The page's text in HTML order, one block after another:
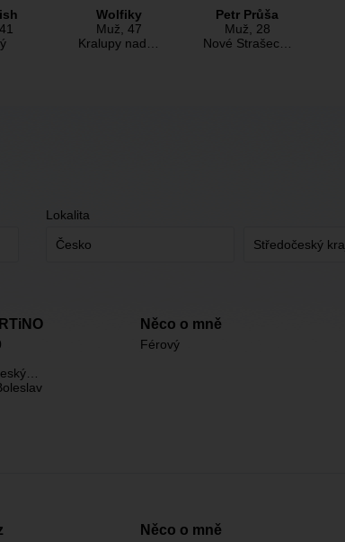
Wolfiky
Muž, 47
Kralupy nad…
Petr Průša
Muž, 28
Nové Strašec…
Lokalita
Něco o mně
Férový
Něco o mně